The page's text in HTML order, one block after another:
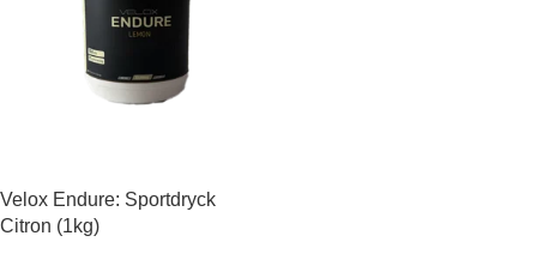
Velox Endure: Sportdryck
Citron (1kg)